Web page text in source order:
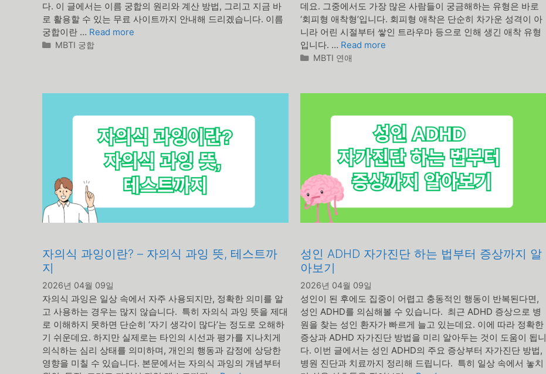
다. 이 글에서는 이름 궁합의 원리와 계산 방법, 그리고 지금 바
로 활용할 수 있는 무료 사이트까지 안내해 드리겠습니다. 이름
궁합이란 … Read more
카
MBTI 궁합
데요. 그중에서도 가장 많은 사람들이 궁금해하는 유형은 바로
‘회피형 애착형’입니다. 회피형 애착은 단순히 차가운 성격이 아
니라 어린 시절부터 쌓인 트라우마 등으로 인해 생긴 애착 유형
입니다. … Read more
카
리
MBTI 연애
자의식 과잉이란? – 자의식 과잉 뜻, 테스트까
지
2026년 04월 09일
자의식 과잉은 일상 속에서 자주 사용되지만, 정확한 의미를 알
고 사용하는 경우는 많지 않습니다. 특히 자의식 과잉 뜻을 제대
로 이해하지 못하면 단순히 ‘자기 생각이 많다’는 정도로 오해하
기 쉬운데요. 하지만 실제로는 타인의 시선과 평가를 지나치게
의식하는 심리 상태를 의미하며, 개인의 행동과 감정에 상당한
영향을 미칠 수 있습니다. 본문에서는 자의식 과잉의 개념부터
성인 ADHD 자가진단 하는 법부터 증상까지 알
아보기
2026년 04월 09일
성인이 된 후에도 집중이 어렵고 충동적인 행동이 반복된다면,
성인 ADHD를 의심해볼 수 있습니다. 최근 ADHD 증상으로 병
원을 찾는 성인 환자가 빠르게 늘고 있는데요. 이에 따라 정확한
증상과 ADHD 자가진단 방법을 미리 알아두는 것이 도움이 됩니
다. 이번 글에서는 성인 ADHD의 주요 증상부터 자가진단 방법,
병원 진단과 치료까지 정리해 드립니다. 특히 일상 속에서 놓치